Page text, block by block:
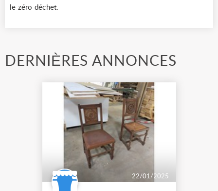
le zéro déchet.
DERNIÈRES ANNONCES
22/01/2025